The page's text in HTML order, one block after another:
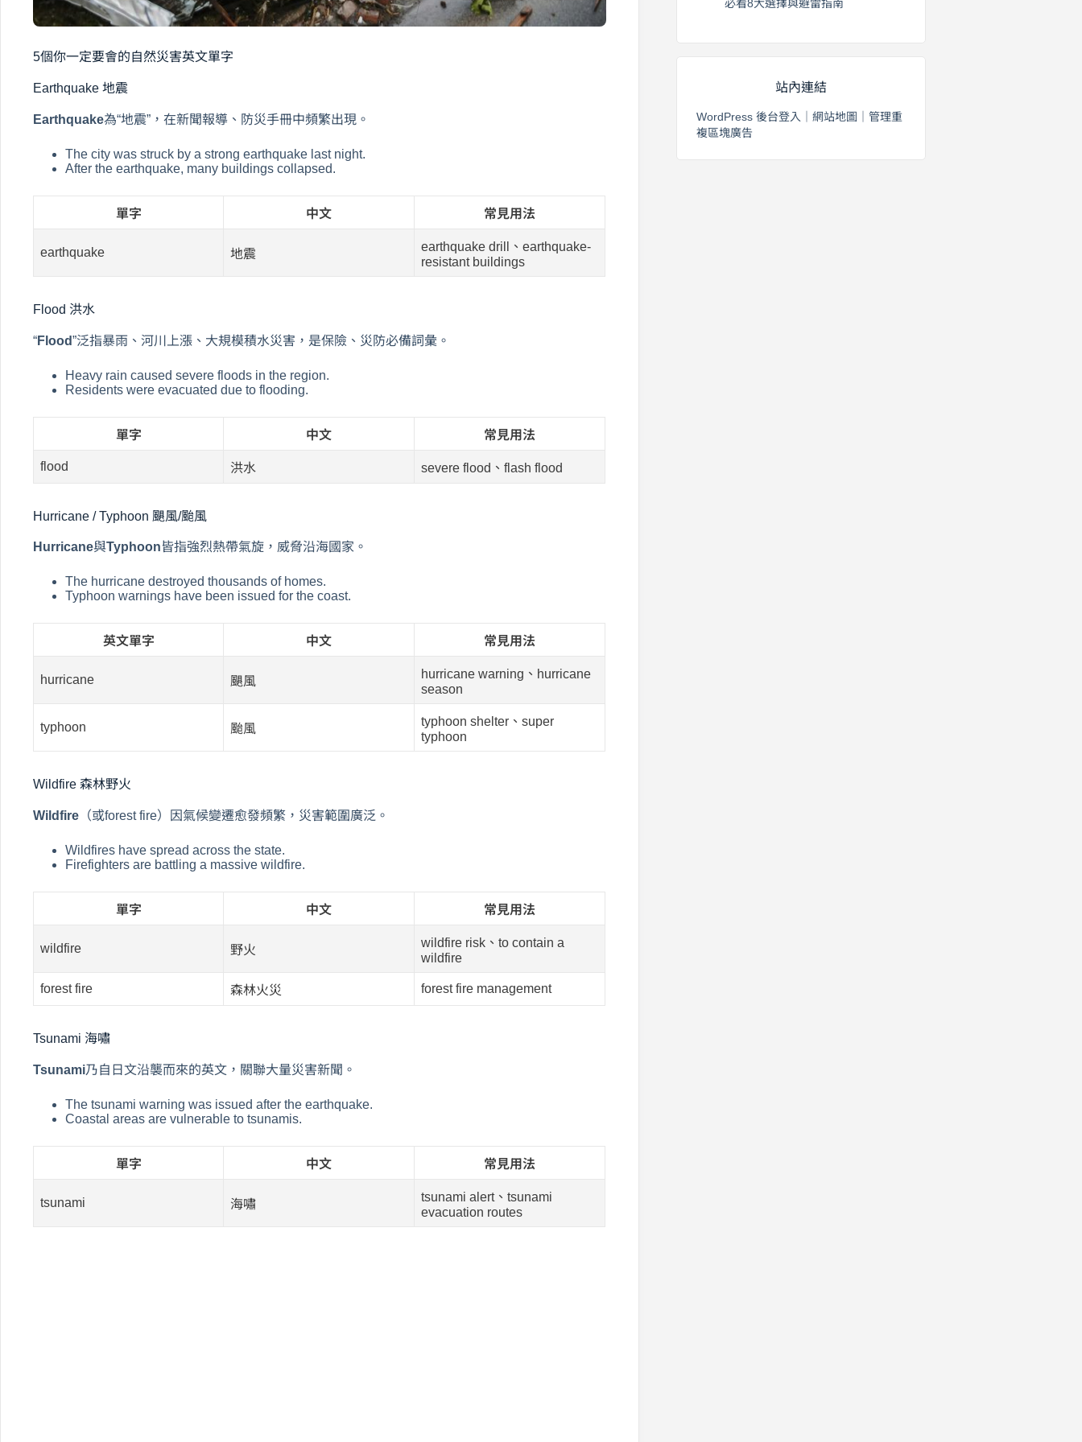
5個你一定要會的自然災害英文單字
Earthquake 地震
Earthquake為“地震”，在新聞報導、防災手冊中頻繁出現。
The city was struck by a strong earthquake last night.
After the earthquake, many buildings collapsed.
單字 中文 常見用法
earthquake 地震
earthquake drill、earthquake-
resistant buildings
Flood 洪水
“Flood”泛指暴雨、河川上漲、大規模積水災害，是保險、災防必備詞彙。
Heavy rain caused severe floods in the region.
Residents were evacuated due to flooding.
單字 中文 常見用法
flood 洪水 severe flood、flash flood
Hurricane / Typhoon 颶風/颱風
Hurricane與Typhoon皆指強烈熱帶氣旋，威脅沿海國家。
The hurricane destroyed thousands of homes.
Typhoon warnings have been issued for the coast.
英文單字 中文 常見用法
hurricane 颶風
hurricane warning、hurricane
season
typhoon 颱風
typhoon shelter、super
typhoon
Wildfire 森林野火
Wildfire （或forest fire）因氣候變遷愈發頻繁，災害範圍廣泛。
Wildfires have spread across the state.
Firefighters are battling a massive wildfire.
單字 中文 常見用法
wildfire 野火
wildfire risk、to contain a
wildfire
forest fire 森林火災 forest fire management
Tsunami 海嘯
Tsunami乃自日文沿襲而來的英文，關聯大量災害新聞。
The tsunami warning was issued after the earthquake.
Coastal areas are vulnerable to tsunamis.
單字 中文 常見用法
tsunami 海嘯
tsunami alert、tsunami
evacuation routes
必看8大選擇與避雷指南
站內連結
WordPress 後台登入 網站地圖
管理重
複區塊廣告